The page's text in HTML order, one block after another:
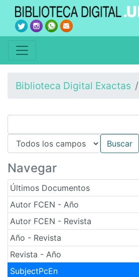
Biblioteca Digital Exactas
Navegar
Últimos Documentos
Autor FCEN - Año
Autor FCEN - Revista
Año - Revista
Revista - Año
SubjectPcEn